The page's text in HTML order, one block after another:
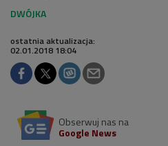
ostatnia aktualizacja:
02.01.2018 18:04
Obserwuj nas na
Google News